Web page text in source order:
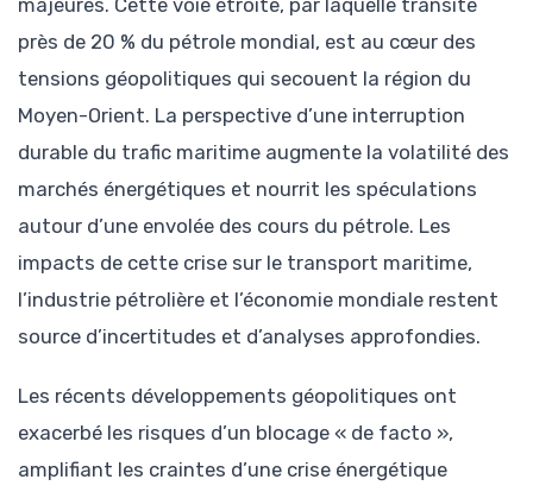
près de 20 % du pétrole mondial, est au cœur des
tensions géopolitiques qui secouent la région du
Moyen-Orient. La perspective d’une interruption
durable du trafic maritime augmente la volatilité des
marchés énergétiques et nourrit les spéculations
autour d’une envolée des cours du pétrole. Les
impacts de cette crise sur le transport maritime,
l’industrie pétrolière et l’économie mondiale restent
source d’incertitudes et d’analyses approfondies.
Les récents développements géopolitiques ont
exacerbé les risques d’un blocage « de facto »,
amplifiant les craintes d’une crise énergétique